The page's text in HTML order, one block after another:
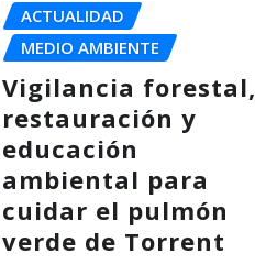
ACTUALIDAD
MEDIO AMBIENTE
Vigilancia forestal,
restauración y
educación
ambiental para
cuidar el pulmón
verde de Torrent